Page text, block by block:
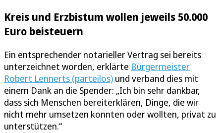
Kreis und Erzbistum wollen jeweils 50.000
Euro beisteuern
Ein entsprechender notarieller Vertrag sei bereits
unterzeichnet worden, erklärte Bürgermeister
Robert Lennerts (parteilos) und verband dies mit
einem Dank an die Spender: „Ich bin sehr dankbar,
dass sich Menschen bereiterklären, Dinge, die wir
nicht mehr umsetzen konnten oder wollten, privat zu
unterstützen.“